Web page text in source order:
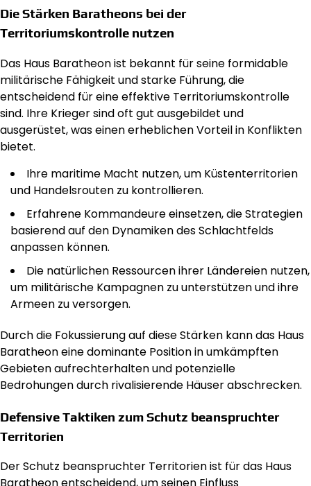
Die Stärken Baratheons bei der
Territoriumskontrolle nutzen
Das Haus Baratheon ist bekannt für seine formidable
militärische Fähigkeit und starke Führung, die
entscheidend für eine effektive Territoriumskontrolle
sind. Ihre Krieger sind oft gut ausgebildet und
ausgerüstet, was einen erheblichen Vorteil in Konflikten
bietet.
Ihre maritime Macht nutzen, um Küstenterritorien
und Handelsrouten zu kontrollieren.
Erfahrene Kommandeure einsetzen, die Strategien
basierend auf den Dynamiken des Schlachtfelds
anpassen können.
Die natürlichen Ressourcen ihrer Ländereien nutzen,
um militärische Kampagnen zu unterstützen und ihre
Armeen zu versorgen.
Durch die Fokussierung auf diese Stärken kann das Haus
Baratheon eine dominante Position in umkämpften
Gebieten aufrechterhalten und potenzielle
Bedrohungen durch rivalisierende Häuser abschrecken.
Defensive Taktiken zum Schutz beanspruchter
Territorien
Der Schutz beanspruchter Territorien ist für das Haus